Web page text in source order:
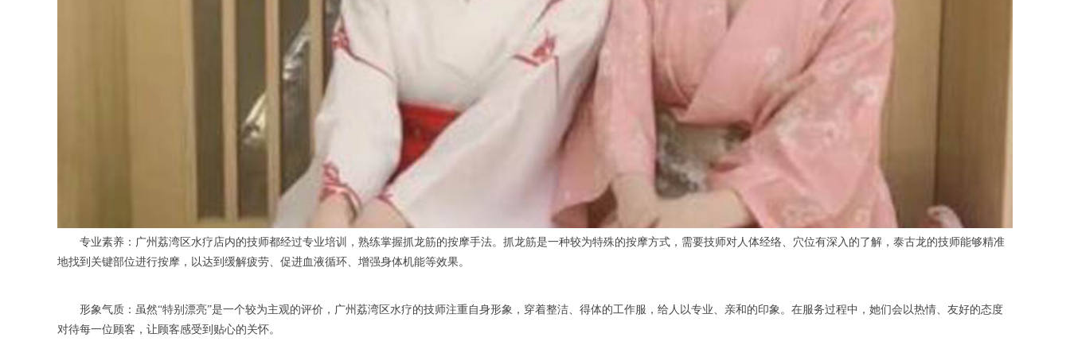
专业素养：广州荔湾区水疗店内的技师都经过专业培训，熟练掌握抓龙筋的按摩手法。抓龙筋是一种较为特殊的按摩方式，需要技师对人体经络、穴位有深入的了解，泰古龙的技师能够精准
地找到关键部位进行按摩，以达到缓解疲劳、促进血液循环、增强身体机能等效果。
形象气质：虽然“特别漂亮”是一个较为主观的评价，广州荔湾区水疗的技师注重自身形象，穿着整洁、得体的工作服，给人以专业、亲和的印象。在服务过程中，她们会以热情、友好的态度
对待每一位顾客，让顾客感受到贴心的关怀。